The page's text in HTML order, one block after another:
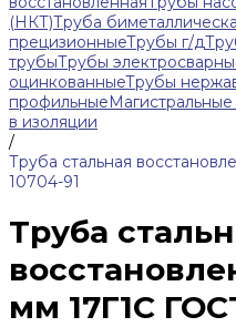
(НКТ)Труба
прецизионныеТрубы г/д
трубыТрубы
оцинкованныеТрубы
профильные
в изоляции
/
Труба стальная
10704-91
Труба
мм 17Г1С